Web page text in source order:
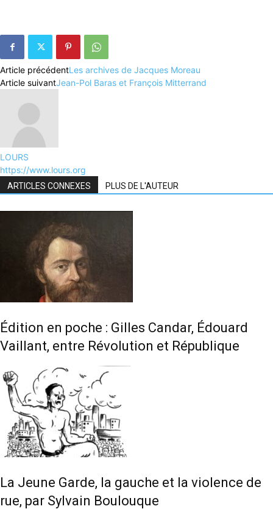
Article précédentLes archives de Jacques Moreau
Article suivantJean-Pol Baras et François Mitterrand
LOURS
https://www.lours.org
ARTICLES CONNEXES PLUS DE L'AUTEUR
Édition en poche : Gilles Candar, Édouard
Vaillant, entre Révolution et République
La Jeune Garde, la gauche et la violence de
rue, par Sylvain Boulouque